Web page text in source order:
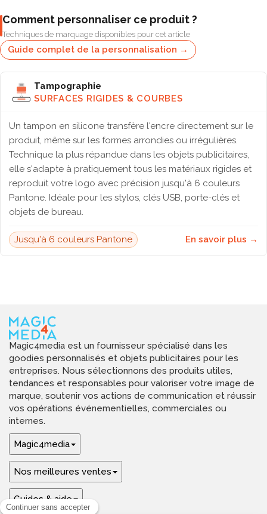
Comment personnaliser ce produit ?
Techniques de marquage disponibles pour cet article
Guide complet de la personnalisation →
Tampographie
SURFACES RIGIDES & COURBES
Un tampon en silicone transfère l'encre directement sur le
produit, même sur les formes arrondies ou irrégulières.
Technique la plus répandue dans les objets publicitaires,
elle s'adapte à pratiquement tous les matériaux rigides et
reproduit votre logo avec précision jusqu'à 6 couleurs
Pantone. Idéale pour les stylos, clés USB, porte-clés et
objets de bureau.
Jusqu'à 6 couleurs Pantone En savoir plus →
Magic4media est un fournisseur spécialisé dans les
goodies personnalisés et objets publicitaires pour les
entreprises. Nous sélectionnons des produits utiles,
tendances et responsables pour valoriser votre image de
marque, soutenir vos actions de communication et réussir
vos opérations événementielles, commerciales ou
internes.
Magic4media
Nos meilleures ventes
Guides & aide